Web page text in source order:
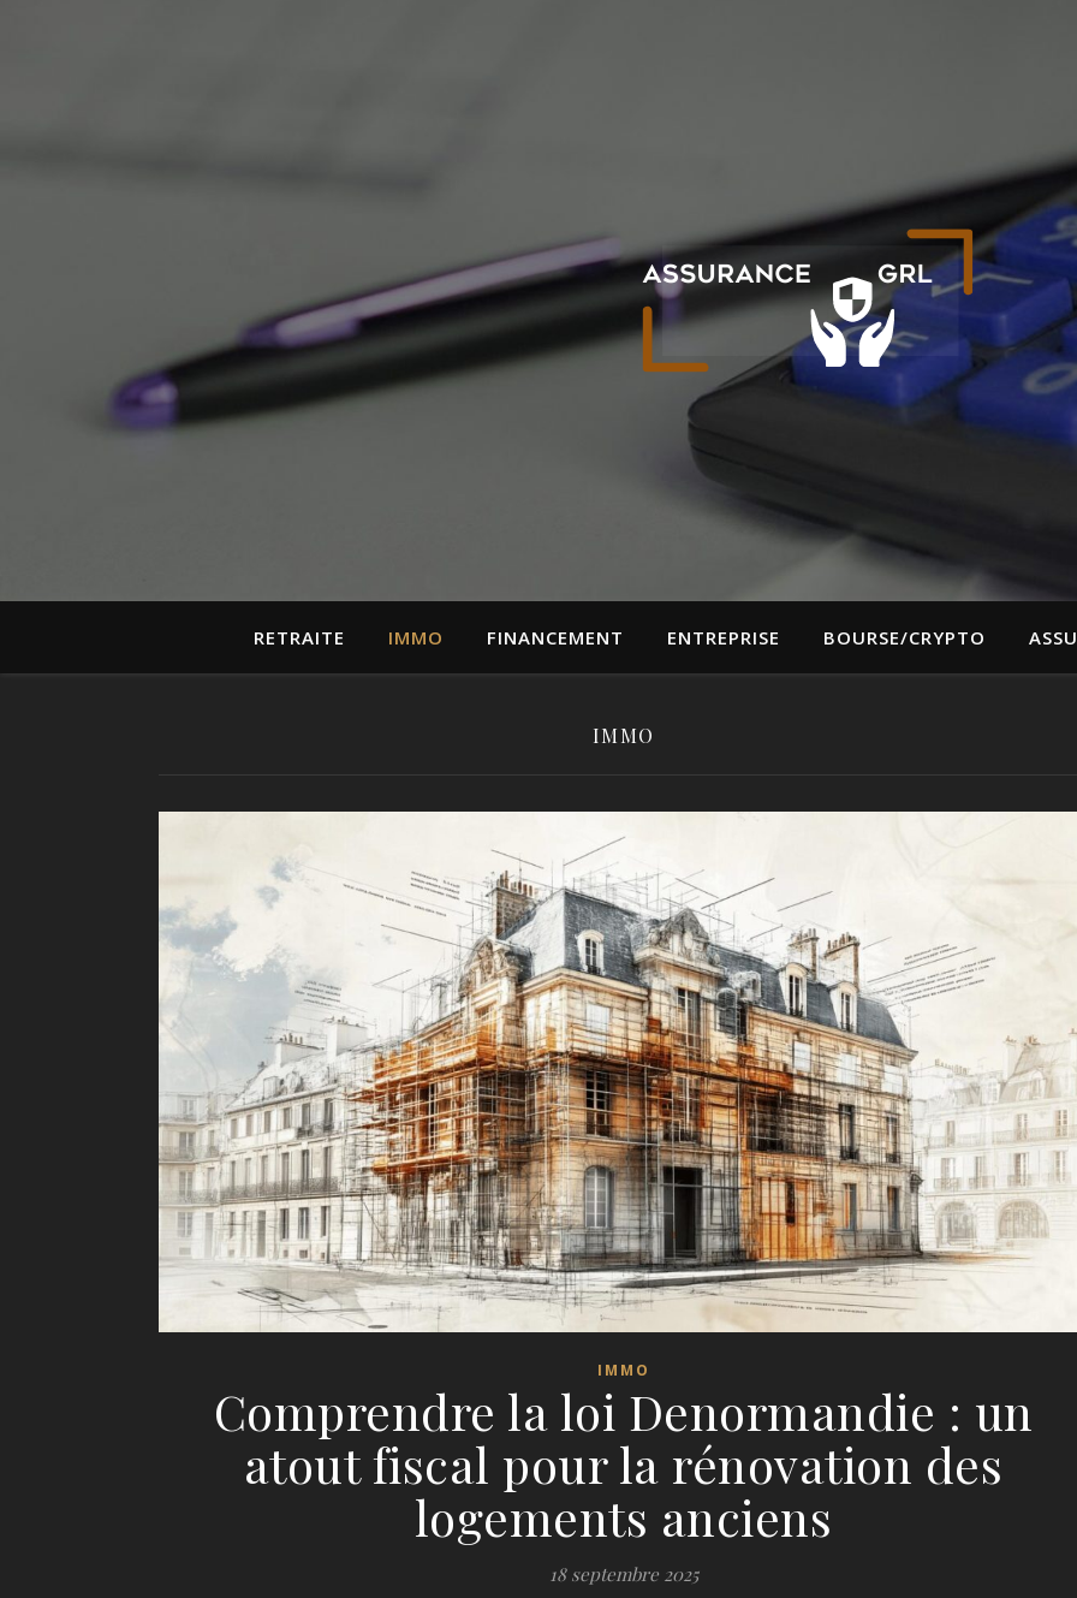
RETRAITE IMMO FINANCEMENT ENTREPRISE BOURSE/CRYPTO
IMMO
IMMO
Comprendre la loi Denormandie : un
atout fiscal pour la rénovation des
logements anciens
18 septembre 2025